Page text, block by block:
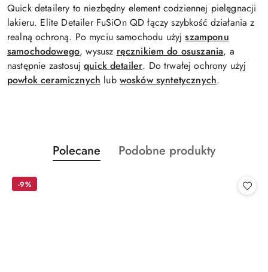
Quick detailery to niezbędny element codziennej pielęgnacji
lakieru. Elite Detailer FuSiOn QD łączy szybkość działania z
realną ochroną. Po myciu samochodu użyjszamponu
samochodowego, wysusz ręcznikiem do osuszania, a
następnie zastosujquick detailer. Do trwałej ochrony użyj
powłok ceramicznych lub wosków syntetycznych.
Pomiń karuzelę produktów
Produkty
o
Polecane
Produkty
Podobne produkty
-9%